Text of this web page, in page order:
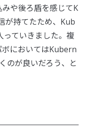
や後ろ盾を感じてK
が持てたため、Kub
ていきました。複
においてはKubern
のが良いだろう、と